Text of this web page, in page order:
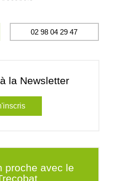
02 98 04 29 47
la Newsletter
proche avec le